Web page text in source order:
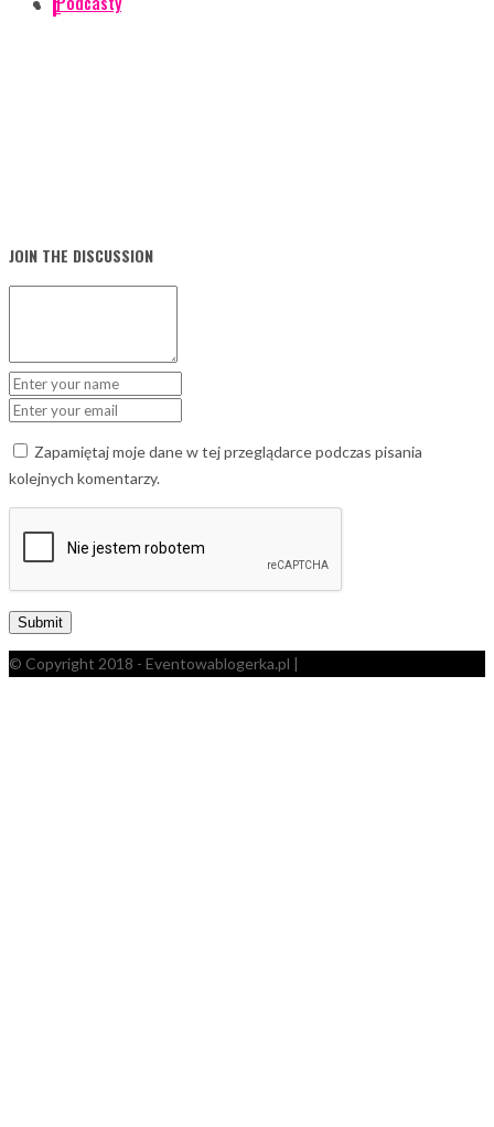
0
JOIN THE DISCUSSION
Zapamiętaj moje dane w tej przeglądarce podczas pisania
kolejnych komentarzy.
© Copyright 2018 - Eventowablogerka.pl |